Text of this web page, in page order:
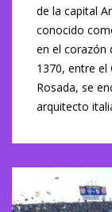
de la capital
conocido
en el corazón
1370, entre el
Rosada, se
arquitecto